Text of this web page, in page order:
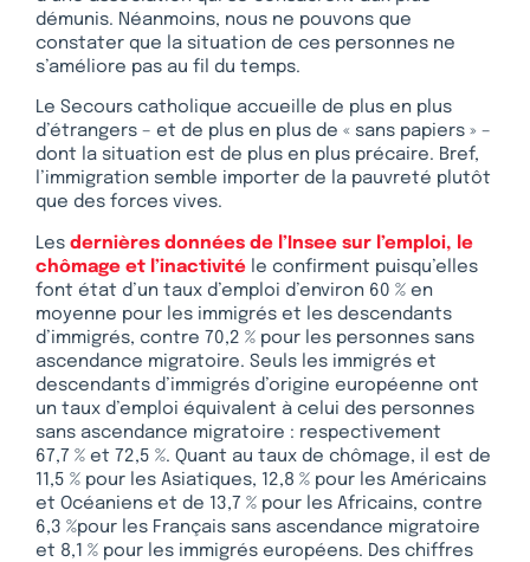
démunis. Néanmoins, nous ne pouvons que
constater que la situation de ces personnes ne
s’améliore pas au fil du temps.
Le Secours catholique accueille de plus en plus
d’étrangers – et de plus en plus de « sans papiers » –
dont la situation est de plus en plus précaire. Bref,
l’immigration semble importer de la pauvreté plutôt
que des forces vives.
Les dernières données de l’Insee sur l’emploi, le
chômage et l’inactivité le confirment puisqu’elles
font état d’un taux d’emploi d’environ 60 % en
moyenne pour les immigrés et les descendants
d’immigrés, contre 70,2 % pour les personnes sans
ascendance migratoire. Seuls les immigrés et
descendants d’immigrés d’origine européenne ont
un taux d’emploi équivalent à celui des personnes
sans ascendance migratoire : respectivement
67,7 % et 72,5 %. Quant au taux de chômage, il est de
11,5 % pour les Asiatiques, 12,8 % pour les Américains
et Océaniens et de 13,7 % pour les Africains, contre
6,3 %pour les Français sans ascendance migratoire
et 8,1 % pour les immigrés européens. Des chiffres